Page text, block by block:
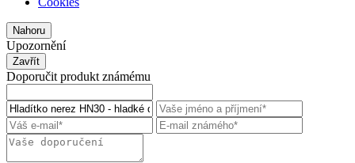
Nahoru
Upozornění
Zavřít
Doporučit produkt známému